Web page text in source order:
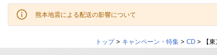
熊本地震による配送の影響について
トップ> キャンペーン・特集 > CD > 【東